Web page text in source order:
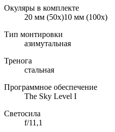
Окуляры в комплекте
20 мм (50x)10 мм (100x)
Тип монтировки
азимутальная
Тренога
стальная
Программное обеспечение
The Sky Level I
Светосила
f/11,1